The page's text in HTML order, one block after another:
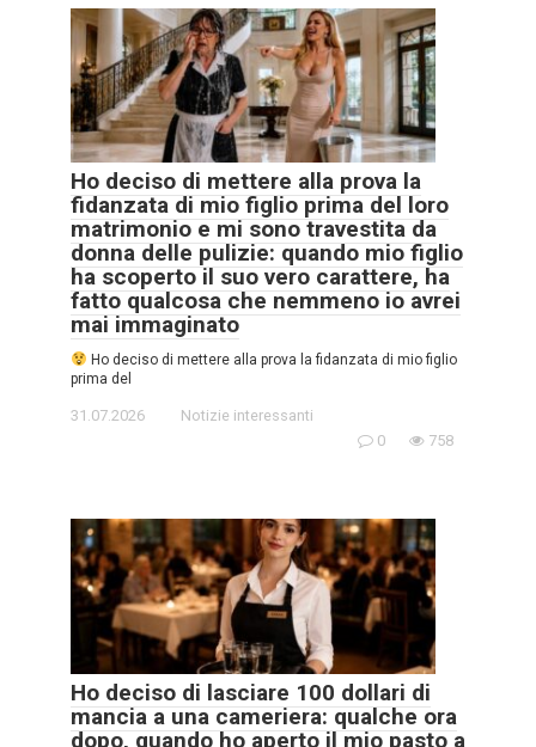
Ho deciso di mettere alla prova la
fidanzata di mio figlio prima del loro
matrimonio e mi sono travestita da
donna delle pulizie: quando mio figlio
ha scoperto il suo vero carattere, ha
fatto qualcosa che nemmeno io avrei
mai immaginato
Ho deciso di mettere alla prova la fidanzata di mio figlio
prima del
31.07.2026
Notizie interessanti
0
758
Ho deciso di lasciare 100 dollari di
mancia a una cameriera: qualche ora
dopo, quando ho aperto il mio pasto a